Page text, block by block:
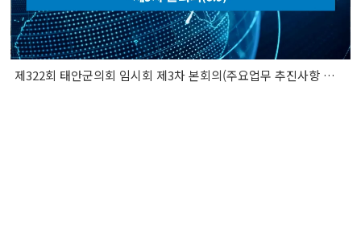
제322회 태안군의회 임시회 제3차 본회의(주요업무 추진사항 보고 청취)